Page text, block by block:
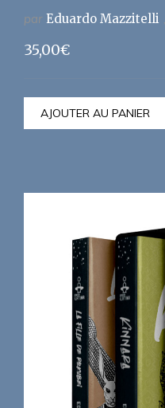
par Eduardo Mazzitelli
35,00€
AJOUTER AU PANIER